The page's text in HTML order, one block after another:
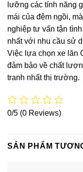
lưỡng các tính năng
mái của đệm ngồi,
nghiệp tư vấn tận
nhất với nhu cầu sử
Việc lựa chọn xe lăn
đảm bảo về chất
tranh nhất thị trường.
0/5 (0 Reviews)
SẢN PHẨM